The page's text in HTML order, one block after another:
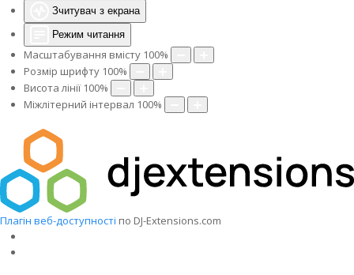
Зчитувач з екрана
Режим читання
Масштабування вмісту 100%
Розмір шрифту 100%
Висота лінії 100%
Міжлітерний інтервал 100%
Плагін веб-доступності по DJ-Extensions.com